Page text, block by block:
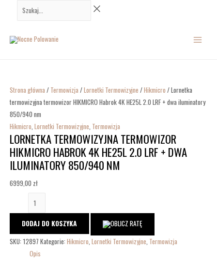
Szukaj...
Strona główna / Termowizja /Lornetki Termowizyjne /Hikmicro / Lornetka
termowizyjna termowizor HIKMICRO Habrok 4K HE25L 2.0 LRF + dwa iluminatory
850/940 nm
Hikmicro Lornetki Termowizyjne Termowizja
LORNETKA TERMOWIZYJNA TERMOWIZOR
HIKMICRO HABROK 4K HE25L 2.0 LRF + DWA
ILUMINATORY 850/940 NM
6999,00 zł
termowizor
HE25L
2.0
LRF
+
dwa
iluminatory
850/940
DODAJ DO KOSZYKA
SKU: 12897 Kategorie: Hikmicro, Lornetki Termowizyjne, Termowizja
Opis